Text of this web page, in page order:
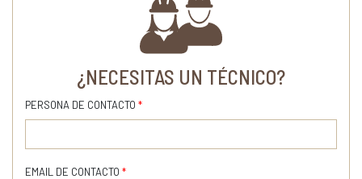
¿NECESITAS UN TÉCNICO?
PERSONA DE CONTACTO *
EMAIL DE CONTACTO *